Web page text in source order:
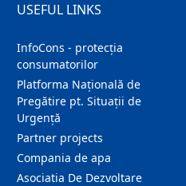
USEFUL LINKS
InfoCons - protecția
consumatorilor
Platforma Națională de
Pregătire pt. Situații de
Urgență
Partner projects
Compania de apa
Asociatia De Dezvoltare